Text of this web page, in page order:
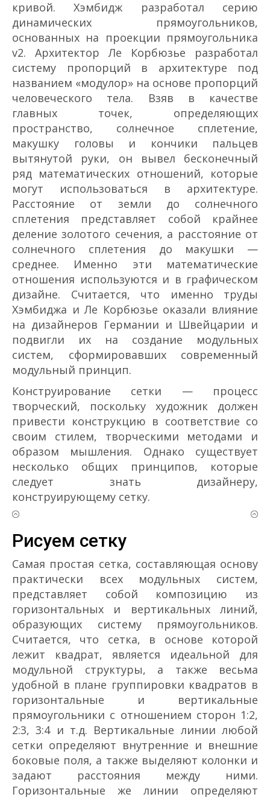
кривой. Хэмбидж разработал серию
динамических прямоугольников,
основанных на проекции прямоугольника
v2. Архитектор Ле Корбюзье разработал
систему пропорций в архитектуре под
названием «модулор» на основе пропорций
человеческого тела. Взяв в качестве
главных точек, определяющих
пространство, солнечное сплетение,
макушку головы и кончики пальцев
вытянутой руки, он вывел бесконечный
ряд математических отношений, которые
могут использоваться в архитектуре.
Расстояние от земли до солнечного
сплетения представляет собой крайнее
деление золотого сечения, а расстояние от
солнечного сплетения до макушки —
среднее. Именно эти математические
отношения используются и в графическом
дизайне. Считается, что именно труды
Хэмбиджа и Ле Корбюзье оказали влияние
на дизайнеров Германии и Швейцарии и
подвигли их на создание модульных
систем, сформировавших современный
модульный принцип.
Конструирование сетки — процесс
творческий, поскольку художник должен
привести конструкцию в соответствие со
своим стилем, творческими методами и
образом мышления. Однако существует
несколько общих принципов, которые
следует знать дизайнеру,
конструирующему сетку.
Рисуем сетку
Самая простая сетка, составляющая основу
практически всех модульных систем,
представляет собой композицию из
горизонтальных и вертикальных линий,
образующих систему прямоугольников.
Cчитается, что сетка, в основе которой
лежит квадрат, является идеальной для
модульной структуры, а также весьма
удобной в плане группировки квадратов в
горизонтальные и вертикальные
прямоугольники с отношением сторон 1:2,
2:3, 3:4 и т.д. Вертикальные линии любой
сетки определяют внутренние и внешние
боковые поля, а также выделяют колонки и
задают расстояния между ними.
Горизонтальные же линии определяют